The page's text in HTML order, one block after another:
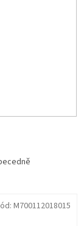
M700112018015